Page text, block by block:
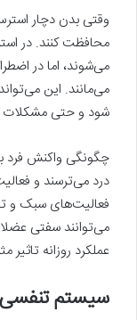
وقتی بدن دچار
محافظت کنند. در
می‌شوند، اما در
می‌مانند. این
شود و حتی مشکلات
چگونگی واکنش فرد
درد می‌ترسند و
فعالیت‌های سبک
می‌توانند سفتی
عملکرد روزانه تاثیر
سیستم تنفسی